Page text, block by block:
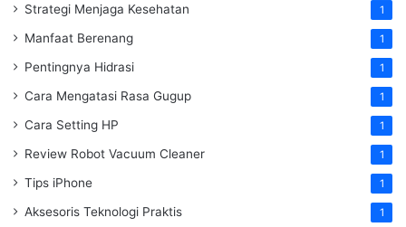
Strategi Menjaga Kesehatan 1
Manfaat Berenang 1
Pentingnya Hidrasi 1
Cara Mengatasi Rasa Gugup 1
Cara Setting HP 1
Review Robot Vacuum Cleaner 1
Tips iPhone 1
Aksesoris Teknologi Praktis 1